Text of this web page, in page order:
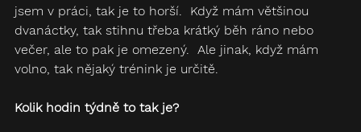
jsem v práci, tak je to horší.  Když mám většinou
dvanáctky, tak stihnu třeba krátký běh ráno nebo
večer, ale to pak je omezený.  Ale jinak, když mám
volno, tak nějaký trénink je určitě.
Kolik hodin týdně to tak je?